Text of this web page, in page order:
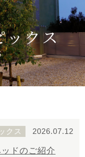
ックス
クス 2026.07.12
ドのご紹介